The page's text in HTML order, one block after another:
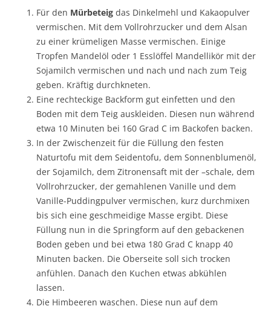
Für den Mürbeteig das Dinkelmehl und Kakaopulver
vermischen. Mit dem Vollrohrzucker und dem Alsan
zu einer krümeligen Masse vermischen. Einige
Tropfen Mandelöl oder 1 Esslöffel Mandellikör mit der
Sojamilch vermischen und nach und nach zum Teig
geben. Kräftig durchkneten.
Eine rechteckige Backform gut einfetten und den
Boden mit dem Teig auskleiden. Diesen nun während
etwa 10 Minuten bei 160 Grad C im Backofen backen.
In der Zwischenzeit für die Füllung den festen
Naturtofu mit dem Seidentofu, dem Sonnenblumenöl,
der Sojamilch, dem Zitronensaft mit der –schale, dem
Vollrohrzucker, der gemahlenen Vanille und dem
Vanille-Puddingpulver vermischen, kurz durchmixen
bis sich eine geschmeidige Masse ergibt. Diese
Füllung nun in die Springform auf den gebackenen
Boden geben und bei etwa 180 Grad C knapp 40
Minuten backen. Die Oberseite soll sich trocken
anfühlen. Danach den Kuchen etwas abkühlen
lassen.
Die Himbeeren waschen. Diese nun auf dem